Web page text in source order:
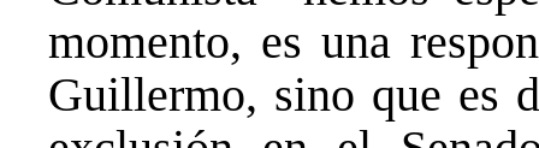
momento, es una
Guillermo, sino que es